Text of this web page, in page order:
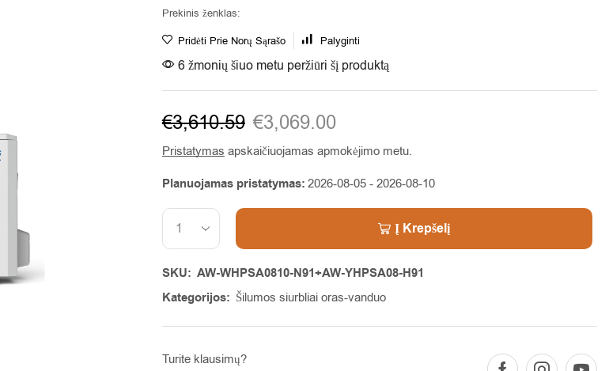
Prekinis ženklas:
Pridėti Prie Norų Sąrašo Palyginti
6 žmonių šiuo metu peržiūri šį produktą
€3,610.59 €3,069.00
Pristatymas apskaičiuojamas apmokėjimo metu.
Planuojamas pristatymas: 2026-08-05 - 2026-08-10
Į Krepšelį
Alternative:
SKU: AW-WHPSA0810-N91+AW-YHPSA08-H91
Kategorijos: Šilumos siurbliai oras-vanduo
Turite klausimų?